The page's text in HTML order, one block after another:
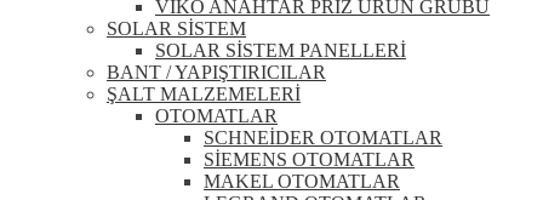
VIKO ANAHTAR PRİZ ÜRÜN GRUBU
SOLAR SİSTEM
SOLAR SİSTEM PANELLERİ
BANT / YAPIŞTIRICILAR
ŞALT MALZEMELERİ
OTOMATLAR
SCHNEİDER OTOMATLAR
SİEMENS OTOMATLAR
MAKEL OTOMATLAR